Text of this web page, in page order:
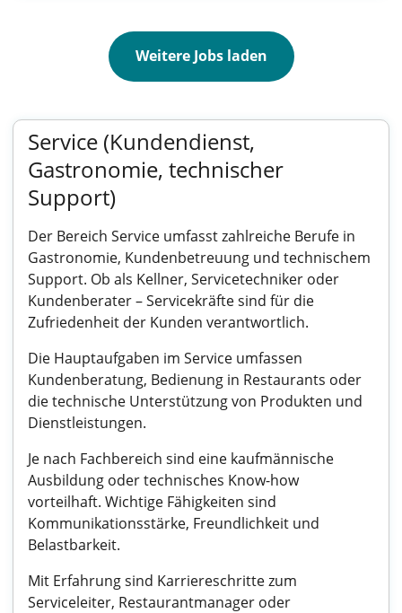
Weitere Jobs laden
Service (Kundendienst,
Gastronomie, technischer
Support)
Der Bereich Service umfasst zahlreiche Berufe in
Gastronomie, Kundenbetreuung und technischem
Support. Ob als Kellner, Servicetechniker oder
Kundenberater – Servicekräfte sind für die
Zufriedenheit der Kunden verantwortlich.
Die Hauptaufgaben im Service umfassen
Kundenberatung, Bedienung in Restaurants oder
die technische Unterstützung von Produkten und
Dienstleistungen.
Je nach Fachbereich sind eine kaufmännische
Ausbildung oder technisches Know-how
vorteilhaft. Wichtige Fähigkeiten sind
Kommunikationsstärke, Freundlichkeit und
Belastbarkeit.
Mit Erfahrung sind Karriereschritte zum
Serviceleiter, Restaurantmanager oder